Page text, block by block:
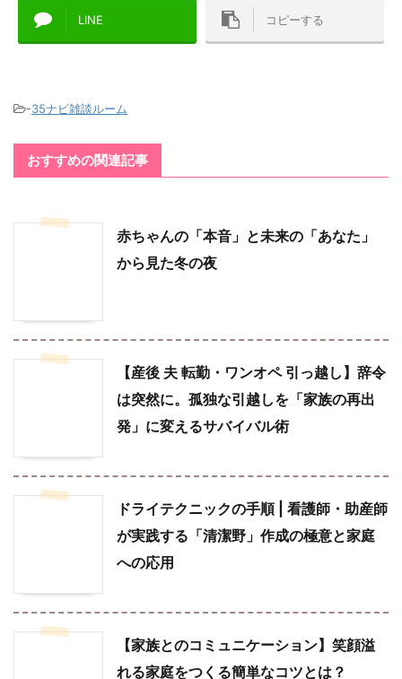
LINE コピーする
-35ナビ雑談ルーム
おすすめの関連記事
赤ちゃんの「本音」と未来の「あなた」
から見た冬の夜
【産後 夫 転勤・ワンオペ 引っ越し】辞令
は突然に。孤独な引越しを「家族の再出
発」に変えるサバイバル術
ドライテクニックの手順 | 看護師・助産師
が実践する「清潔野」作成の極意と家庭
への応用
【家族とのコミュニケーション】笑顔溢
れる家庭をつくる簡単なコツとは？